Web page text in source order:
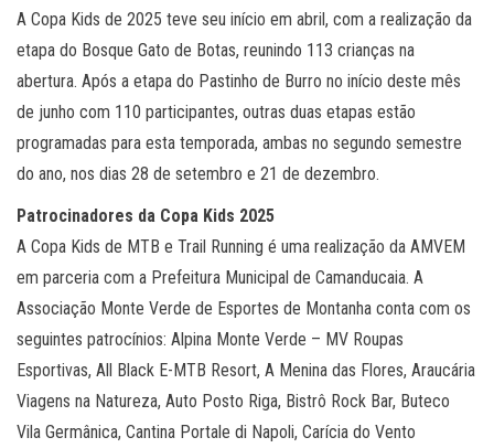
A Copa Kids de 2025 teve seu início em abril, com a realização da
etapa do Bosque Gato de Botas, reunindo 113 crianças na
abertura. Após a etapa do Pastinho de Burro no início deste mês
de junho com 110 participantes, outras duas etapas estão
programadas para esta temporada, ambas no segundo semestre
do ano, nos dias 28 de setembro e 21 de dezembro.
Patrocinadores da Copa Kids 2025
A Copa Kids de MTB e Trail Running é uma realização da AMVEM
em parceria com a Prefeitura Municipal de Camanducaia. A
Associação Monte Verde de Esportes de Montanha conta com os
seguintes patrocínios: Alpina Monte Verde – MV Roupas
Esportivas, All Black E-MTB Resort, A Menina das Flores, Araucária
Viagens na Natureza, Auto Posto Riga, Bistrô Rock Bar, Buteco
Vila Germânica, Cantina Portale di Napoli, Carícia do Vento